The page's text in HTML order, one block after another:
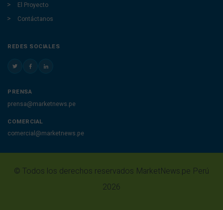
El Proyecto
Contáctanos
REDES SOCIALES
PRENSA
prensa@marketnews.pe
COMERCIAL
comercial@marketnews.pe
© Todos los derechos reservados MarketNews.pe Perú
2026